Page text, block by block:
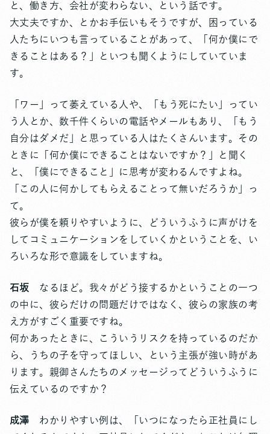
と、働き方、会社が変わらない、という話です。
大丈夫ですか、とかお手伝いもそうですが、困っている
人たちにいつも言っていることがあって、「何か僕にで
きることはある？」といつも聞くようにしていていま
す。
「ワー」って萎えている人や、「もう死にたい」ってい
う人とか、数千件くらいの電話やメールもあり、「もう
自分はダメだ」と思っている人はたくさんいます。その
ときに「何か僕にできることはないですか？」と聞く
と、「僕にできること」に思考が変わるんですよね。
「この人に何かしてもらえることって無いだろうか」っ
て。
彼らが僕を頼りやすいように、どういうふうに声がけを
してコミュニケーションをしていくかということを、い
ろいろな形で意識をしていますね。
石坂
なるほど。我々がどう接するかということの一つ
の中に、彼らだけの問題だけではなく、彼らの家族の考
え方がすごく重要ですね。
何かあったときに、こういうリスクを持っているのだか
ら、うちの子を守ってほしい、という主張が強い時があ
ります。親御さんたちのメッセージってどういうふうに
伝えているのですか？
成澤 わかりやすい例は、「いつになったら正社員にし